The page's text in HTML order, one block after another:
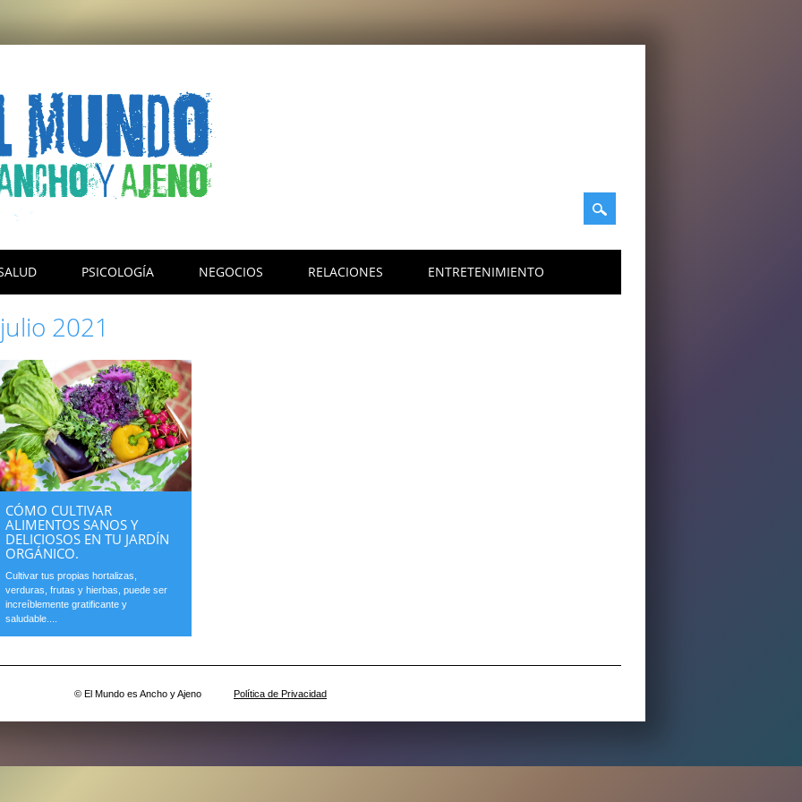
PSICOLOGÍA NEGOCIOS RELACIONES ENTRETENIMIENTO
julio 2021
CÓMO CULTIVAR
ALIMENTOS SANOS Y
DELICIOSOS EN TU JARDÍN
ORGÁNICO.
Cultivar tus propias hortalizas,
verduras, frutas y hierbas, puede ser
increíblemente gratificante y
saludable....
© El Mundo es Ancho y Ajeno Política de Privacidad